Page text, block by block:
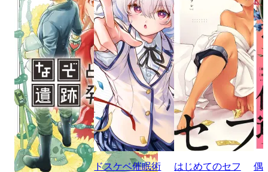
ドスケベ催眠術
はじめてのセフ
偶